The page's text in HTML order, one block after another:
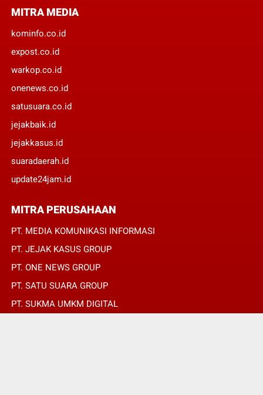
MITRA MEDIA
kominfo.co.id
expost.co.id
warkop.co.id
onenews.co.id
satusuara.co.id
jejakbaik.id
jejakkasus.id
suaradaerah.id
update24jam.id
MITRA PERUSAHAAN
PT. MEDIA KOMUNIKASI INFORMASI
PT. JEJAK KASUS GROUP
PT. ONE NEWS GROUP
PT. SATU SUARA GROUP
PT. SUKMA UMKM DIGITAL